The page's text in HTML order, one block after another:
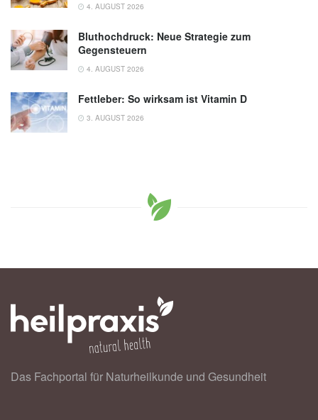
4. AUGUST 2026
Bluthochdruck: Neue Strategie zum
Gegensteuern
4. AUGUST 2026
Fettleber: So wirksam ist Vitamin D
3. AUGUST 2026
Das Fachportal für Naturheilkunde und Gesundheit